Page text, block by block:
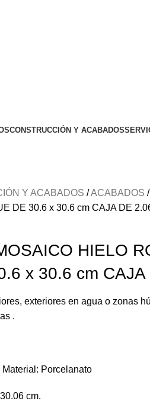
CONSTRUCCIÓN Y ACABADOS
Y ACABADOS ACABADOS
DE 30.6 x 30.6 cm CAJA DE
HIELO
x 30.6 cm
exteriores en agua o zonas
.
Porcelanato
cm.